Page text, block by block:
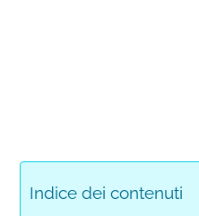
Indice dei contenuti